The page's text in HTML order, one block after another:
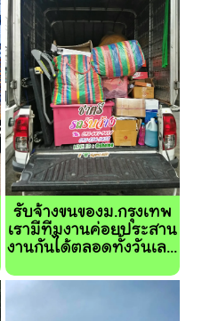
รับจ้างขนของม.กรุงเทพ
เรามีทีมงานค่อยประสาน
งานกันได้ตลอดทั้งวันเล...